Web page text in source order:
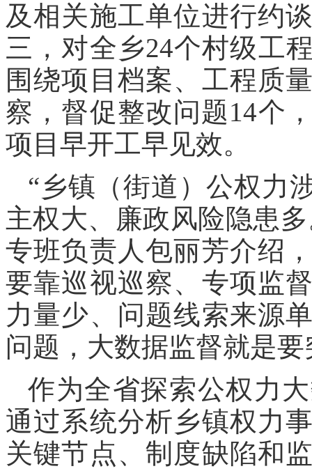
及相关施工单位进行约
三，对全乡24个村级工
围绕项目档案、工程质
察，督促整改问题14个
项目早开工早见效。
“乡镇（街道）公权力
主权大、廉政风险隐患
专班负责人包丽芳介绍
要靠巡视巡察、专项监
力量少、问题线索来源
问题，大数据监督就是
作为全省探索公权力
通过系统分析乡镇权力
关键节点、制度缺陷和